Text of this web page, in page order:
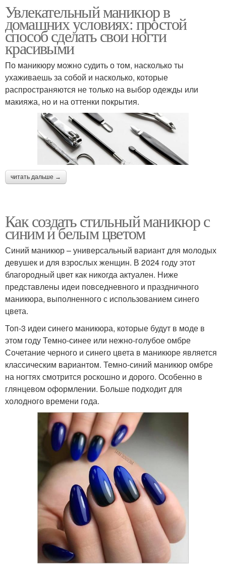
Увлекательный маникюр в
домашних условиях: простой
способ сделать свои ногти
красивыми
По маникюру можно судить о том, насколько ты
ухаживаешь за собой и насколько, которые
распространяются не только на выбор одежды или
макияжа, но и на оттенки покрытия.
читать дальше →
Как создать стильный маникюр с
синим и белым цветом
Синий маникюр – универсальный вариант для молодых
девушек и для взрослых женщин. В 2024 году этот
благородный цвет как никогда актуален. Ниже
представлены идеи повседневного и праздничного
маникюра, выполненного с использованием синего
цвета.
Топ-3 идеи синего маникюра, которые будут в моде в
этом году Темно-синее или нежно-голубое омбре
Сочетание черного и синего цвета в маникюре является
классическим вариантом. Темно-синий маникюр омбре
на ногтях смотрится роскошно и дорого. Особенно в
глянцевом оформлении. Больше подходит для
холодного времени года.